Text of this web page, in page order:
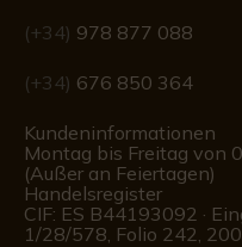
(+34) 978 877 088
(+34) 676 850 364
Kundeninformationen
Montag bis Freitag von
(Außer an Feiertagen)
Handelsregister
CIF: ES B44193092 ·
1/28/578, Folio 242,